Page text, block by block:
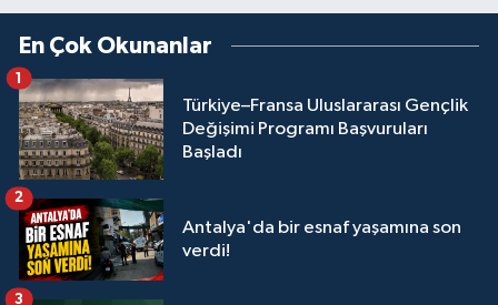
En Çok Okunanlar
Türkiye–Fransa Uluslararası Gençlik
Değişimi Programı Başvuruları
Başladı
1
Antalya'da bir esnaf yaşamına son
verdi!
2
3